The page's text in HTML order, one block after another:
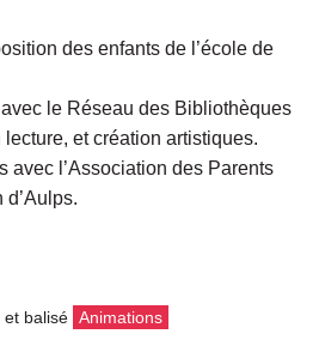
des enfants de l’école de
le Réseau des Bibliothèques
et création artistiques.
avec l’Association des Parents
d’Aulps.
et balisé Animations